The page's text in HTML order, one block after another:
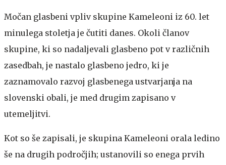
Močan glasbeni vpliv skupine Kameleoni iz 60. let
minulega stoletja je čutiti danes. Okoli članov
skupine, ki so nadaljevali glasbeno pot v različnih
zasedbah, je nastalo glasbeno jedro, ki je
zaznamovalo razvoj glasbenega ustvarjanja na
slovenski obali, je med drugim zapisano v
utemeljitvi.
Kot so še zapisali, je skupina Kameleoni orala ledino
še na drugih področjih; ustanovili so enega prvih